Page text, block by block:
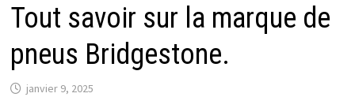
Tout savoir sur la marque de
pneus Bridgestone.
janvier 9, 2025